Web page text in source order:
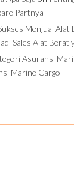
Partnya
Menjual Alat
Sales Alat Berat
Asuransi
Marine Cargo